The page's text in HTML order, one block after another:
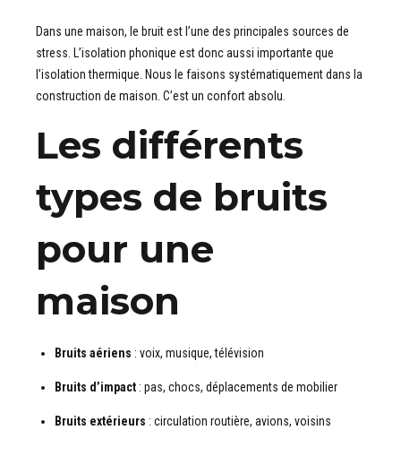
Dans une maison, le bruit est l’une des principales sources de
stress. L’isolation phonique est donc aussi importante que
l’isolation thermique. Nous le faisons systématiquement dans la
construction de maison. C’est un confort absolu.
Les différents
types de bruits
pour une
maison
Bruits aériens : voix, musique, télévision
Bruits d’impact : pas, chocs, déplacements de mobilier
Bruits extérieurs : circulation routière, avions, voisins